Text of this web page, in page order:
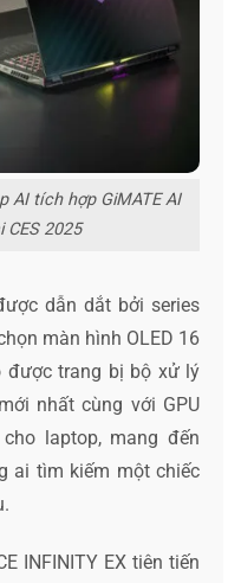
AI tích hợp GiMATE AI
2025
dẫn dắt bởi series
màn hình OLED 16
được trang bị bộ xử lý
nhất cùng với GPU
cho laptop, mang đến
ai tìm kiếm một chiếc
INFINITY EX tiên tiến